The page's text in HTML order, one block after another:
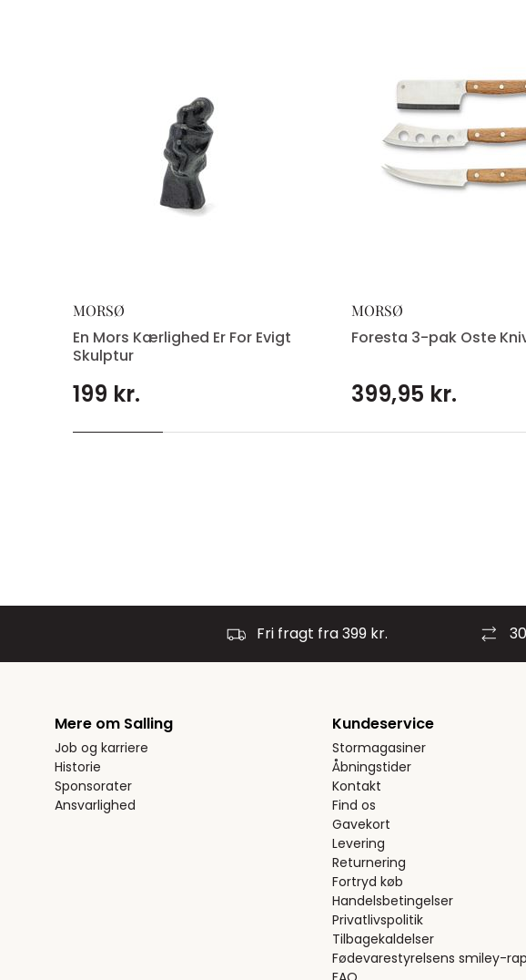
MORSØ
En Mors Kærlighed Er For Evigt
Skulptur
199 kr.
MORSØ
Foresta 3-pak Oste
399,95 kr.
Fri fragt fra 399 kr.
Mere om Salling
Job og karriere
Historie
Sponsorater
Ansvarlighed
Kundeservice
Stormagasiner
Åbningstider
Kontakt
Find os
Gavekort
Levering
Returnering
Fortryd køb
Handelsbetingelser
Privatlivspolitik
Tilbagekaldelser
Fødevarestyrelsens smiley-